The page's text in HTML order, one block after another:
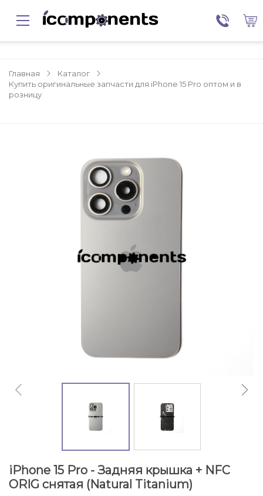
Главная
Каталог
Купить оригинальные запчасти для iPhone 15 Pro оптом и в
розницу
iPhone 15 Pro - Задняя крышка + NFC
ORIG снятая (Natural Titanium)